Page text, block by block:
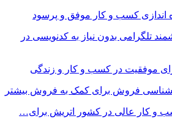
تلگرامی بدون نیاز به کدنویسی در